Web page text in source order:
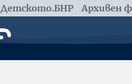
Детското.БНР Архивен